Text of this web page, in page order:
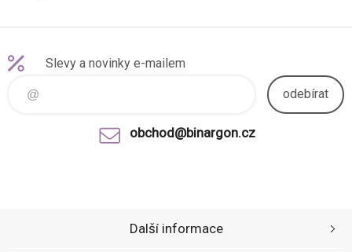
Slevy a novinky e-mailem
odebírat
obchod@binargon.cz
Další informace